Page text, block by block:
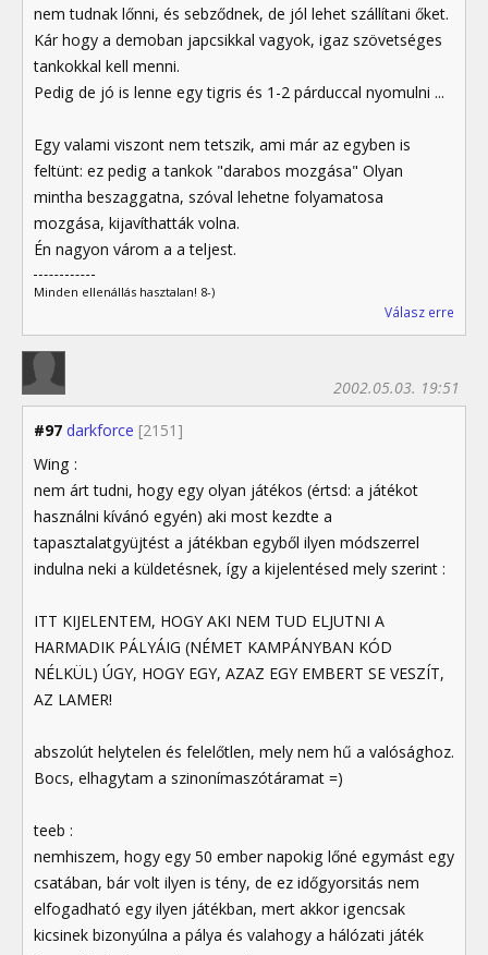
nem tudnak lőnni, és sebződnek, de jól lehet szállítani őket.
Kár hogy a demoban japcsikkal vagyok, igaz szövetséges
tankokkal kell menni.
Pedig de jó is lenne egy tigris és 1-2 párduccal nyomulni ...
Egy valami viszont nem tetszik, ami már az egyben is
feltünt: ez pedig a tankok "darabos mozgása" Olyan
mintha beszaggatna, szóval lehetne folyamatosa
mozgása, kijavíthatták volna.
Én nagyon várom a a teljest.
Minden ellenállás hasztalan! 8-)
Válasz erre
#97 darkforce [2151]
2002.05.03. 19:51
Wing :
nem árt tudni, hogy egy olyan játékos (értsd: a játékot
használni kívánó egyén) aki most kezdte a
tapasztalatgyüjtést a játékban egyből ilyen módszerrel
indulna neki a küldetésnek, így a kijelentésed mely szerint :
ITT KIJELENTEM, HOGY AKI NEM TUD ELJUTNI A
HARMADIK PÁLYÁIG (NÉMET KAMPÁNYBAN KÓD
NÉLKÜL) ÚGY, HOGY EGY, AZAZ EGY EMBERT SE VESZÍT,
AZ LAMER!
abszolút helytelen és felelőtlen, mely nem hű a valósághoz.
Bocs, elhagytam a szinonímaszótáramat =)
teeb :
nemhiszem, hogy egy 50 ember napokig lőné egymást egy
csatában, bár volt ilyen is tény, de ez időgyorsitás nem
elfogadható egy ilyen játékban, mert akkor igencsak
kicsinek bizonyúlna a pálya és valahogy a hálózati játék